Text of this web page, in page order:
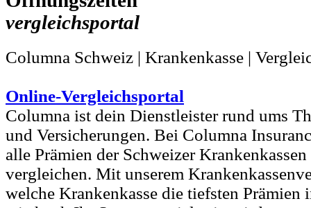
vergleichsportal
Columna Schweiz | Krankenkasse |
Online-Vergleichsportal
Columna ist dein Dienstleister rund ums
und Versicherungen. Bei Columna
alle Prämien der Schweizer
vergleichen. Mit unserem
welche Krankenkasse die tiefsten Prämien